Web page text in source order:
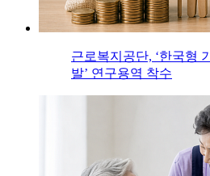
근로복지공단, ‘한국형
발’ 연구용역 착수